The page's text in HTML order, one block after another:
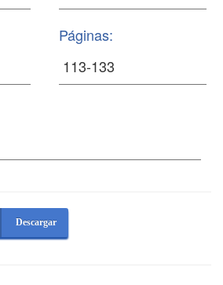
Páginas:
Descargar